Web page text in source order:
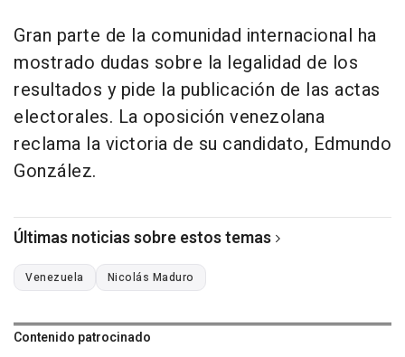
Gran parte de la comunidad internacional ha
mostrado dudas sobre la legalidad de los
resultados y pide la publicación de las actas
electorales. La oposición venezolana
reclama la victoria de su candidato, Edmundo
González.
Últimas noticias sobre estos temas
Venezuela Nicolás Maduro
Contenido patrocinado